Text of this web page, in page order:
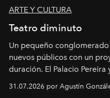
ARTE Y CULTURA
Teatro diminuto
Un pequeño
nuevos públicos con un
duración. El Palacio
son algunos de los lugares
miniobras. Sus puestas en
31.07.2026 por Agustín